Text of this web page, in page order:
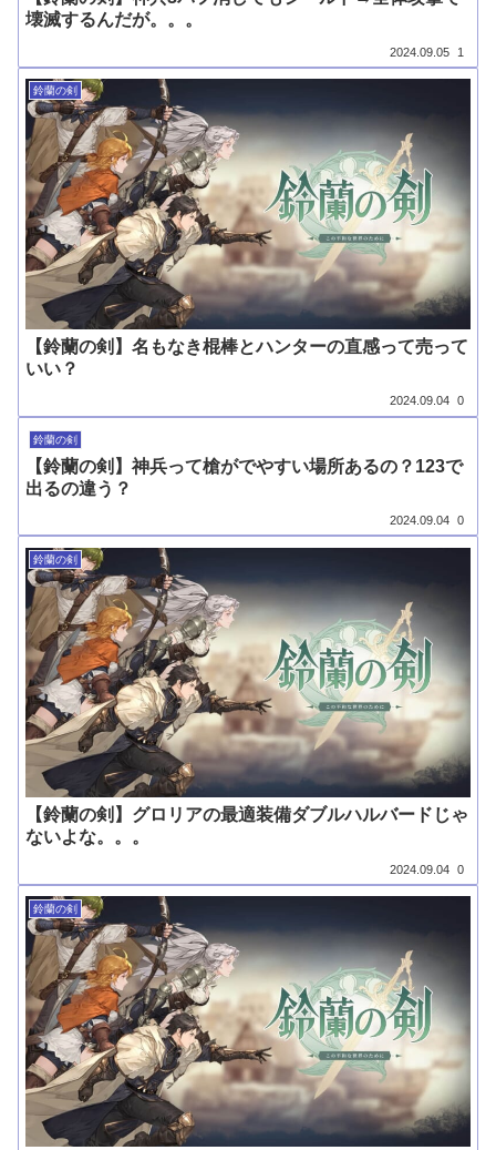
壊滅するんだが。。。
2024.09.05 1
鈴蘭の剣
【鈴蘭の剣】名もなき棍棒とハンターの直感って売って
いい？
2024.09.04 0
鈴蘭の剣
【鈴蘭の剣】神兵って槍がでやすい場所あるの？123で
出るの違う？
2024.09.04 0
鈴蘭の剣
【鈴蘭の剣】グロリアの最適装備ダブルハルバードじゃ
ないよな。。。
2024.09.04 0
鈴蘭の剣